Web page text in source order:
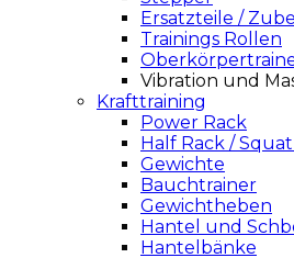
Ersatzteile /
Trainings Rollen
Vibration und
Krafttraining
Power Rack
Half Rack /
Gewichte
Bauchtrainer
Gewichtheben
Hantel und
Hantelbänke